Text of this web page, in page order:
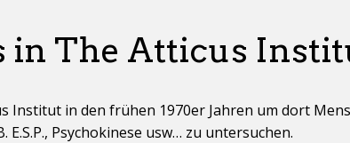
in The Atticus
Institut in den frühen 1970er Jahren um dort
Psychokinese usw… zu untersuchen.